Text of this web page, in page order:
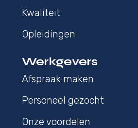
Kwaliteit
Opleidingen
Werkgevers
Afspraak maken
Personeel gezocht
Onze voordelen